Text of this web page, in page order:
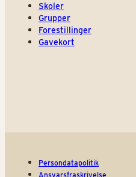
Skoler
Grupper
Forestillinger
Gavekort
Persondatapolitik
Ansvarsfraskrivelse